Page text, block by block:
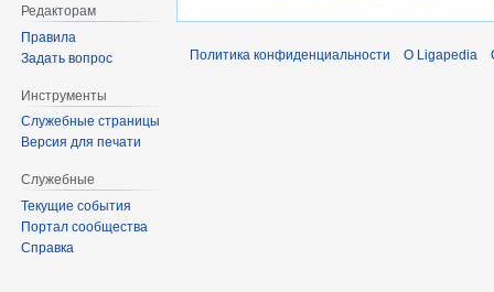
Редакторам
Правила
Задать вопрос
Инструменты
Служебные страницы
Версия для печати
Служебные
Текущие события
Портал сообщества
Справка
Политика конфиденциальности О Ligapedia